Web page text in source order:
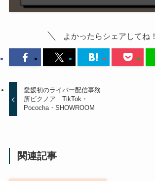
よかったらシェアしてね！
愛媛初のライバー配信事務
所ピクノア｜TikTok・
Pococha・SHOWROOM
関連記事